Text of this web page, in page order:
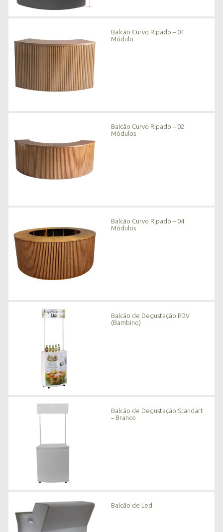
Balcão Curvo Ripado – 01
Módulo
Balcão Curvo Ripado – 02
Módulos
Balcão Curvo Ripado – 04
Módulos
Balcão de Degustação PDV
(Bambino)
Balcão de Degustação Standart
– Branco
Balcão de Led